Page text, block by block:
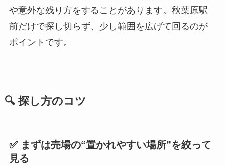
や意外な残り方をすることがあります。秋葉原駅
前だけで探し切らず、少し範囲を広げて回るのが
ポイントです。
🔍 探し方のコツ
✅ まずは売場の“置かれやすい場所”を絞って
見る